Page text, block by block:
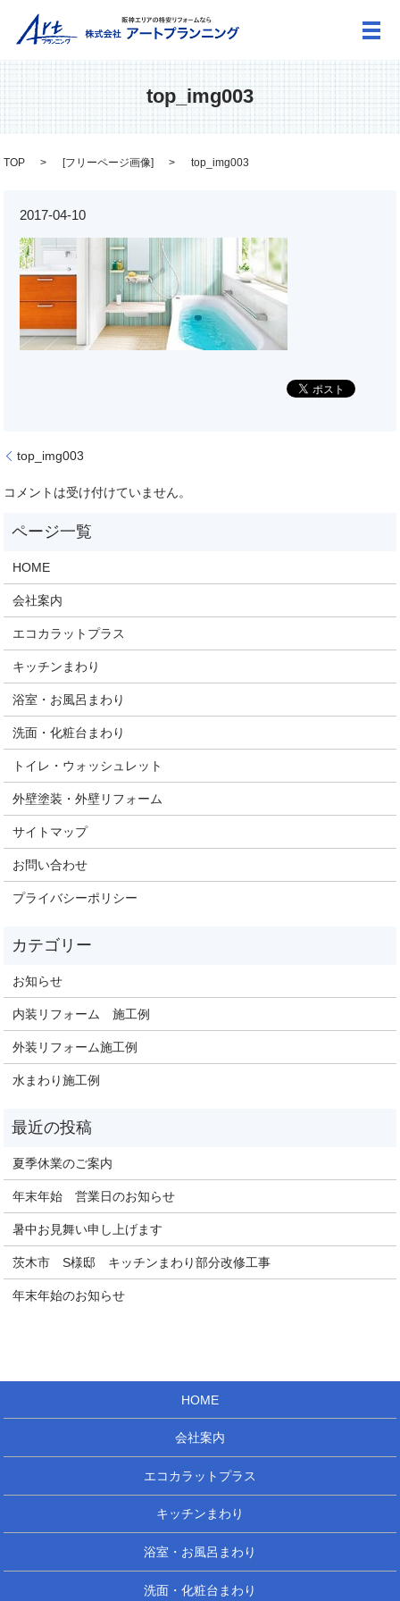
メ
top_img003
TOP [フリーページ画像] top_img003
2017-04-10
top_img003
コメントは受け付けていません。
HOME
会社案内
エコカラットプラス
キッチンまわり
浴室・お風呂まわり
洗面・化粧台まわり
トイレ・ウォッシュレット
外壁塗装・外壁リフォーム
サイトマップ
お問い合わせ
プライバシーポリシー
お知らせ
内装リフォーム 施工例
外装リフォーム施工例
水まわり施工例
夏季休業のご案内
年末年始 営業日のお知らせ
暑中お見舞い申し上げます
茨木市 S様邸 キッチンまわり部分改修工事
年末年始のお知らせ
HOME
会社案内
エコカラットプラス
キッチンまわり
浴室・お風呂まわり
洗面・化粧台まわり